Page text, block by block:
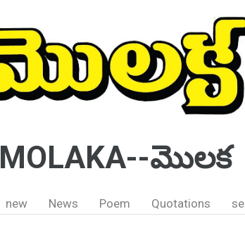
MOLAKA--మొలక
new News Poem Quotations se